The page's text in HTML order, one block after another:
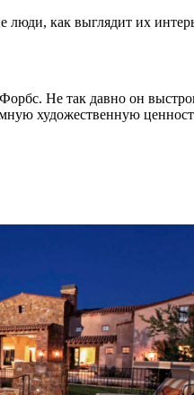
как выглядит их
Не так давно он
художественную